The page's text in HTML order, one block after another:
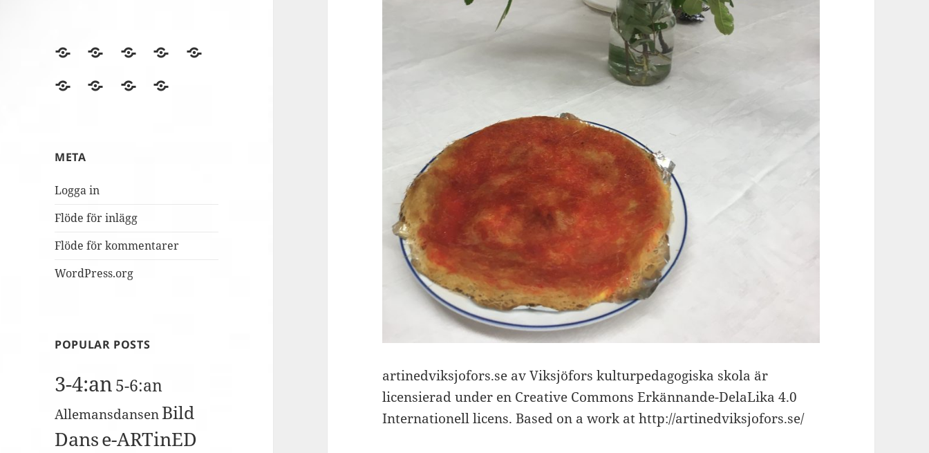
BLOGGEN
Film
Finska
berömmer
Fredagsmys
FolkUngar
Fridays
Lördagskul
OVANÅKERS
r4i
Utvärderingsträdet
META
Logga in
Flöde för inlägg
Flöde för kommentarer
WordPress.org
POPULAR POSTS
3-4:an5-6:an
Allemansdansen Bild
Danse-ARTinED
artinedviksjofors.se av Viksjöfors kulturpedagogiska skola är
licensierad under en Creative Commons Erkännande-DelaLika 4.0
Internationell licens. Based on a work at http://artinedviksjofors.se/